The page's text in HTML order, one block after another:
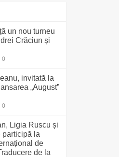
un nou turneu
Crăciun și
0
invitată la
„August”
0
Ligia Ruscu și
participă la
de
de la